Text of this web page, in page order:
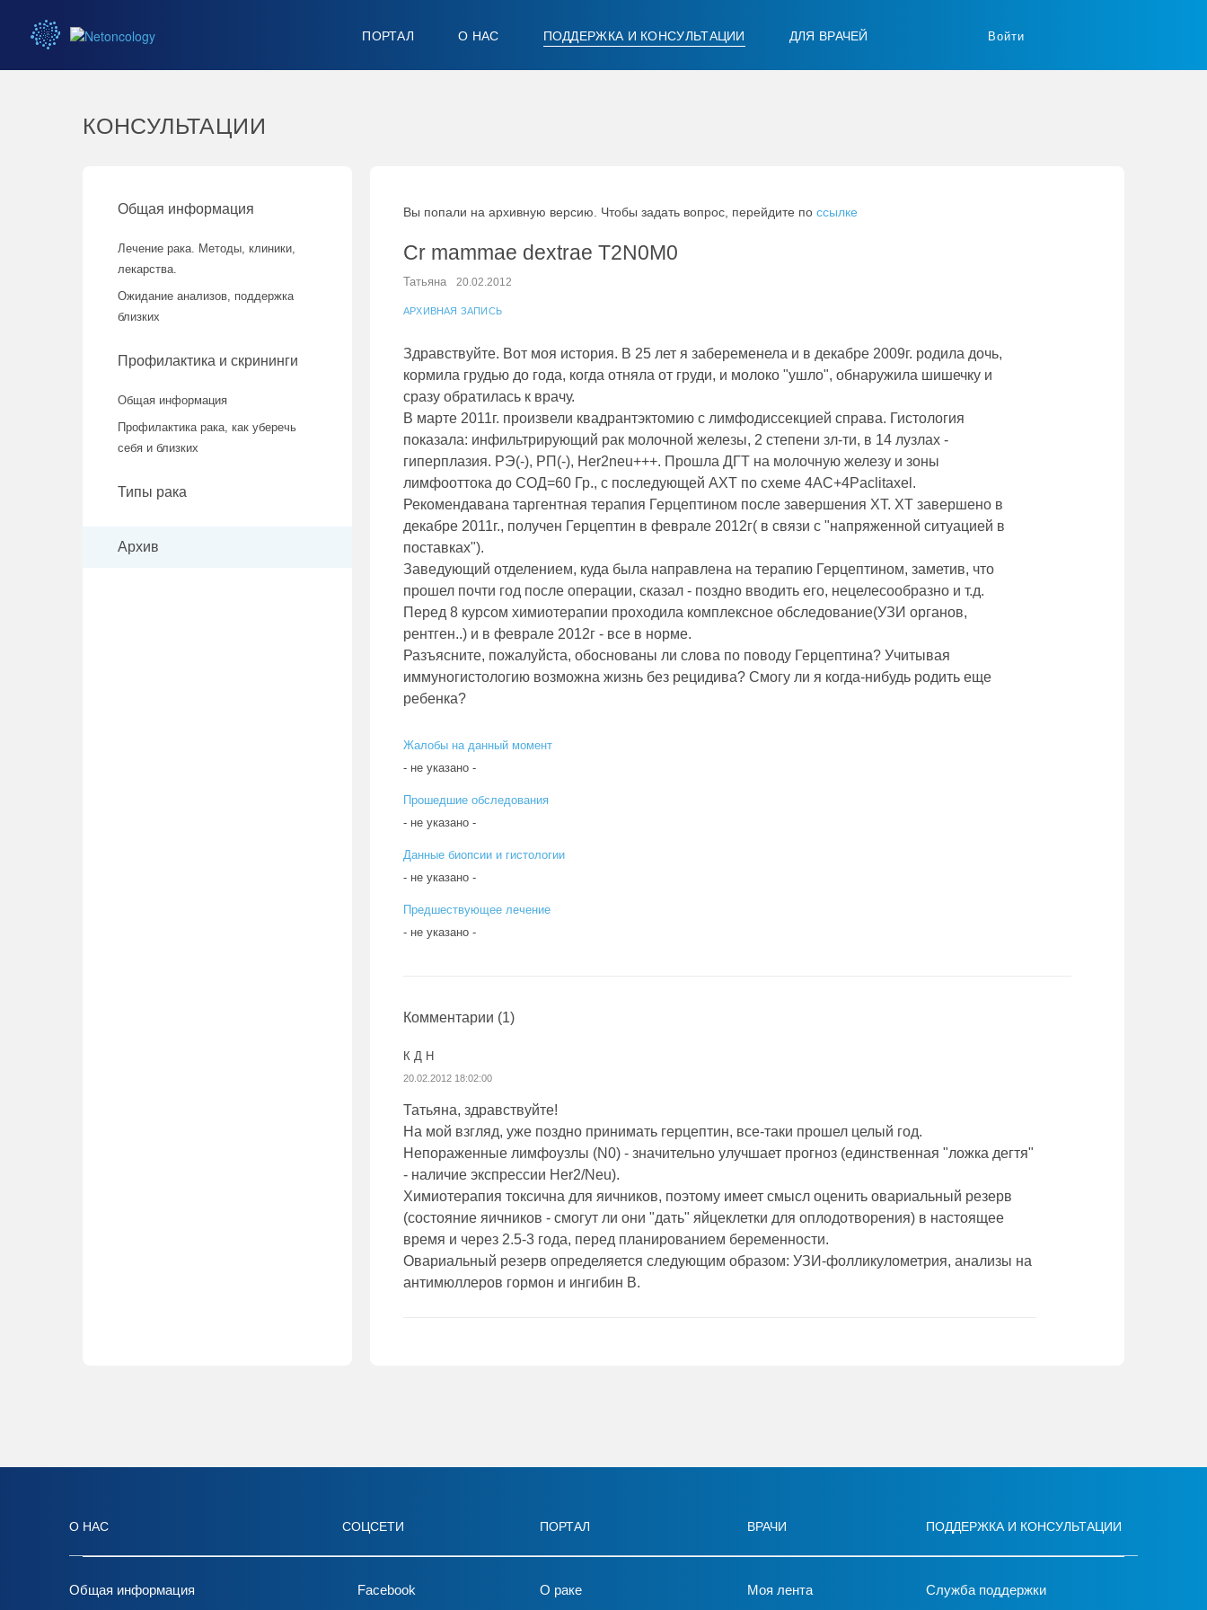
ПОРТАЛ О НАС ПОДДЕРЖКА И КОНСУЛЬТАЦИИ ДЛЯ ВРАЧЕЙ Войти
КОНСУЛЬТАЦИИ
Общая информация
Лечение рака. Методы, клиники,
лекарства.
Ожидание анализов, поддержка
близких
Профилактика и скрининги
Общая информация
Профилактика рака, как уберечь
себя и близких
Типы рака
Архив
Вы попали на архивную версию. Чтобы задать вопрос, перейдите по ссылке
Сr mammae dextrae T2N0M0
Татьяна 20.02.2012
АРХИВНАЯ ЗАПИСЬ
Здравствуйте. Вот моя история. В 25 лет я забеременела и в декабре 2009г. родила дочь,
кормила грудью до года, когда отняла от груди, и молоко "ушло", обнаружила шишечку и
сразу обратилась к врачу.
В марте 2011г. произвели квадрантэктомию с лимфодиссекцией справа. Гистология
показала: инфильтрирующий рак молочной железы, 2 степени зл-ти, в 14 лузлах -
гиперплазия. РЭ(-), РП(-), Her2neu+++. Прошла ДГТ на молочную железу и зоны
лимфооттока до СОД=60 Гр., с последующей АХТ по схеме 4АС+4Paclitaxel.
Рекомендавана таргентная терапия Герцептином после завершения ХТ. ХТ завершено в
декабре 2011г., получен Герцептин в феврале 2012г( в связи с "напряженной ситуацией в
поставках").
Заведующий отделением, куда была направлена на терапию Герцептином, заметив, что
прошел почти год после операции, сказал - поздно вводить его, нецелесообразно и т.д.
Перед 8 курсом химиотерапии проходила комплексное обследование(УЗИ органов,
рентген..) и в феврале 2012г - все в норме.
Разъясните, пожалуйста, обоснованы ли слова по поводу Герцептина? Учитывая
иммуногистологию возможна жизнь без рецидива? Смогу ли я когда-нибудь родить еще
ребенка?
Жалобы на данный момент
- не указано -
Прошедшие обследования
- не указано -
Данные биопсии и гистологии
- не указано -
Предшествующее лечение
- не указано -
Комментарии (1)
К Д Н
20.02.2012 18:02:00
Татьяна, здравствуйте!
На мой взгляд, уже поздно принимать герцептин, все-таки прошел целый год.
Непораженные лимфоузлы (N0) - значительно улучшает прогноз (единственная "ложка дегтя"
- наличие экспрессии Her2/Neu).
Химиотерапия токсична для яичников, поэтому имеет смысл оценить овариальный резерв
(состояние яичников - смогут ли они "дать" яйцеклетки для оплодотворения) в настоящее
время и через 2.5-3 года, перед планированием беременности.
Овариальный резерв определяется следующим образом: УЗИ-фолликулометрия, анализы на
антимюллеров гормон и ингибин В.
О НАС
Общая информация
СОЦСЕТИ
Facebook
ПОРТАЛ
О раке
ВРАЧИ
Моя лента
ПОДДЕРЖКА И КОНСУЛЬТАЦИИ
Служба поддержки